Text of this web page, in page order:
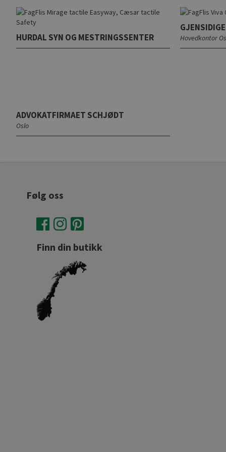
HURDAL SYN OG MESTRINGSSENTER
GJENSIDIGE
Hovedkontor
ADVOKATFIRMAET SCHJØDT
Oslo
Følg oss
Finn din butikk